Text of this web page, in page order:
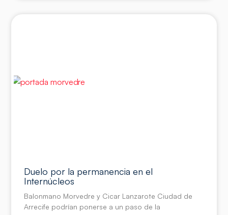
Duelo por la permanencia en el
Internúcleos
Balonmano Morvedre y Cicar Lanzarote Ciudad de
Arrecife podrían ponerse a un paso de la